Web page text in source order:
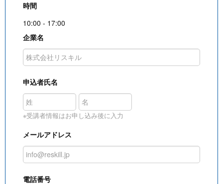
時間
10:00 - 17:00
企業名
申込者氏名
※受講者情報はお申し込み後に入力
メールアドレス
電話番号